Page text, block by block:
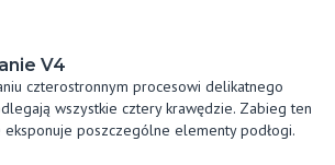
V4
czterostronnym procesowi delikatnego
wszystkie cztery krawędzie. Zabieg ten
eksponuje poszczególne elementy podłogi.